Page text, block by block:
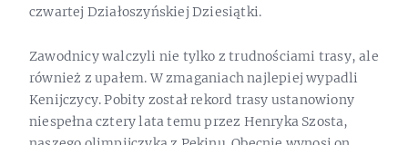
czwartej Działoszyńskiej Dziesiątki.
Zawodnicy walczyli nie tylko z trudnościami trasy, ale
również z upałem. W zmaganiach najlepiej wypadli
Kenijczycy. Pobity został rekord trasy ustanowiony
niespełna cztery lata temu przez Henryka Szosta,